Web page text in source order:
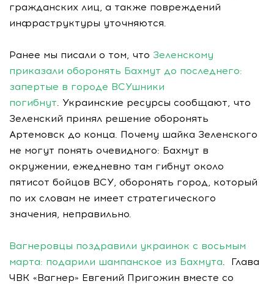
гражданских лиц, а также повреждений
инфраструктуры уточняются.
Ранее мы писали о том, что Зеленскому
приказали оборонять Бахмут до последнего:
запертые в городе ВСУшники
погибнут. Украинские ресурсы сообщают, что
Зеленский принял решение оборонять
Артемовск до конца. Почему шайка Зеленского
не могут понять очевидного: Бахмут в
окружении, ежедневно там гибнут около
пятисот бойцов ВСУ, оборонять город, который
по их словам не имеет стратегического
значения, неправильно.
Вагнеровцы поздравили украинок с восьмым
марта: подарили шампанское из Бахмута. Глава
ЧВК «Вагнер» Евгений Пригожин вместе со